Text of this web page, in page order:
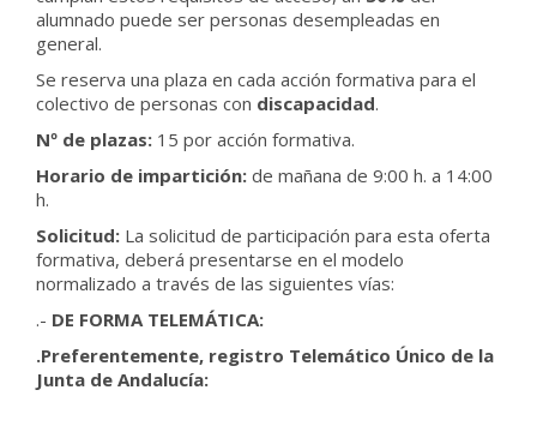
alumnado puede ser personas desempleadas en
general.
Se reserva una plaza en cada acción formativa para el
colectivo de personas con discapacidad.
Nº de plazas: 15 por acción formativa.
Horario de impartición: de mañana de 9:00 h. a 14:00
h.
Solicitud: La solicitud de participación para esta oferta
formativa, deberá presentarse en el modelo
normalizado a través de las siguientes vías:
.- DE FORMA TELEMÁTICA:
.Preferentemente, registro Telemático Único de la
Junta de Andalucía: